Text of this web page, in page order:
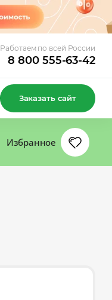
Работаем по всей России
8 800 555-63-42
Заказать сайт
Избранное